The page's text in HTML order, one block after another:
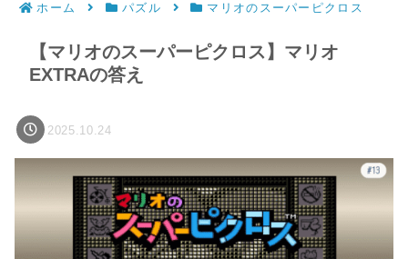
ホーム パズル マリオのスーパーピクロス
【マリオのスーパーピクロス】マリオ
EXTRAの答え
2025.10.24